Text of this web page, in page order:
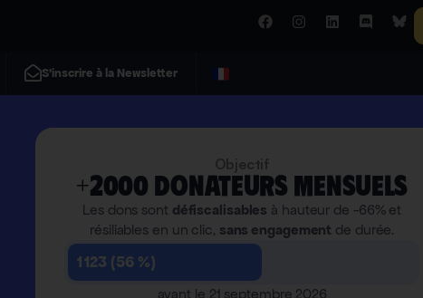
S'inscrire à la Newsletter
+2000 donateurs mensuels
Les dons sont défiscalisables à hauteur de -66% et
résiliables en un clic, sans engagement de durée.
1 123 (56 %)
avant le 21 septembre 2026